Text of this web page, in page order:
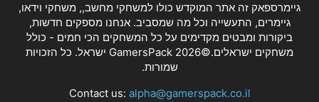
גיימרספאק זה אתר המוקדש כולו למשחקי מחשב,, משחקי וידאו,
גיימרים, התעשייה וכל מה שמסביב. אנחנו מספקים חדשות,
ביקורות ומבטים מקדימים על כל המשחקים הכי חמים - כולל
משחקים ישראלים.©2026 GamersPack ישראל. כל הזכויות
שמורות.
Contact us: alpha@gamerspack.co.il